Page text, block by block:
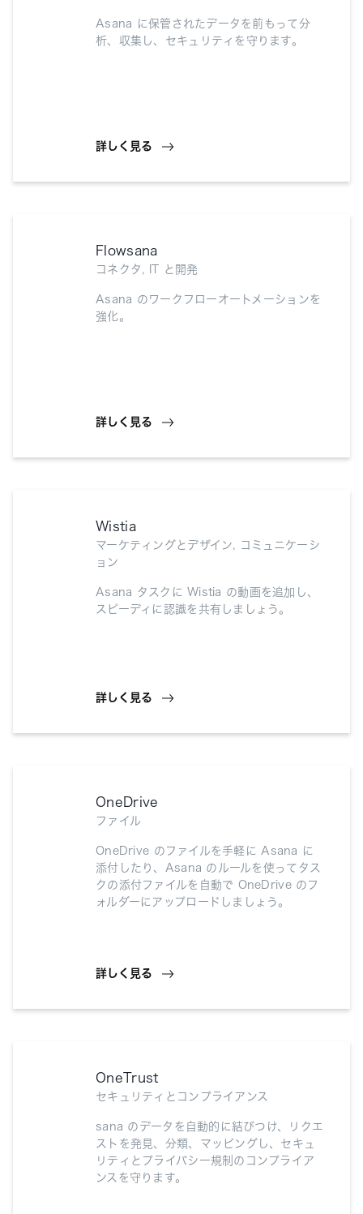
Asana に保管されたデータを前もって分
析、収集し、セキュリティを守ります。
詳しく見る
Flowsana
コネクタ, IT と開発
Asana のワークフローオートメーションを
強化。
詳しく見る
Wistia
マーケティングとデザイン, コミュニケーシ
ョン
Asana タスクに Wistia の動画を追加し、
スピーディに認識を共有しましょう。
詳しく見る
OneDrive
ファイル
OneDrive のファイルを手軽に Asana に
添付したり、Asana のルールを使ってタス
クの添付ファイルを自動で OneDrive のフ
ォルダーにアップロードしましょう。
詳しく見る
OneTrust
セキュリティとコンプライアンス
sana のデータを自動的に結びつけ、リクエ
ストを発見、分類、マッピングし、セキュ
リティとプライバシー規制のコンプライア
ンスを守ります。